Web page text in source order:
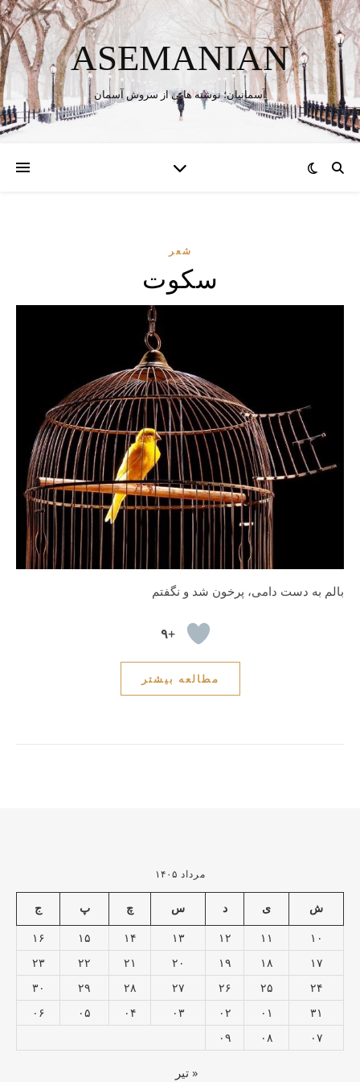
ASEMANIAN
آسمانیان؛ نوشته هایی از سروش آسمان
شعر
سکوت
بالم به دست دامی، پرخون شد و نگفتم
+۹
مطالعه بیشتر
مرداد ۱۴۰۵
ش ی د س چ پ ج
۱۰ ۱۱ ۱۲ ۱۳ ۱۴ ۱۵
۱۶
۱۷
۱۸ ۱۹ ۲۰ ۲۱ ۲۲
۲۳
۲۴
۲۵ ۲۶ ۲۷ ۲۸ ۲۹
۳۰
۳۱
۰۱ ۰۲ ۰۳ ۰۴ ۰۵
۰۶
۰۷
۰۸ ۰۹
« تیر